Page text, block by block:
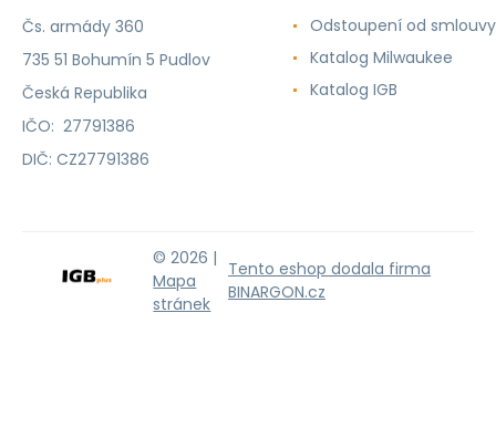
Čs. armády 360
735 51 Bohumín 5 Pudlov
Česká Republika
IČO: 27791386
DIČ: CZ27791386
Odstoupení od smlouvy
Katalog Milwaukee
Katalog IGB
© 2026 |
Mapa
stránek
Tento eshop dodala firma
BINARGON.cz